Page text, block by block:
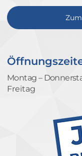
Instagram-
Facebook-
Kanal
Montag –
Freitag